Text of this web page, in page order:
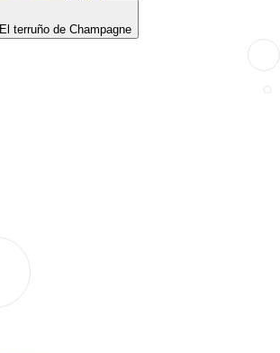
El terruño de Champagne